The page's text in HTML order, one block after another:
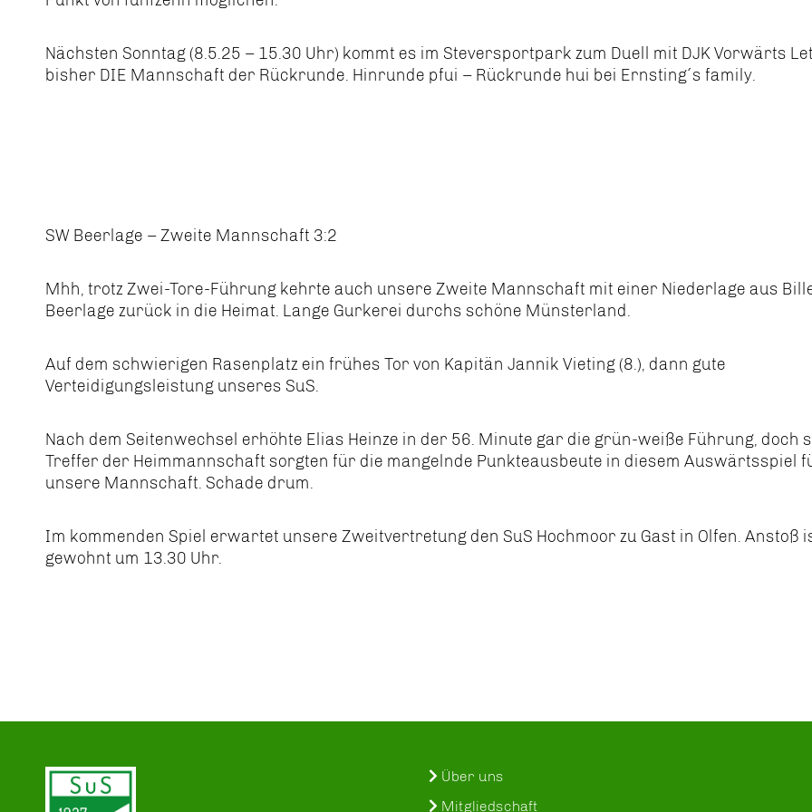
Nächsten Sonntag (8.5.25 – 15.30 Uhr) kommt es im Steversportpark zum Duell mit DJK Vorwärts
bisher DIE Mannschaft der Rückrunde. Hinrunde pfui – Rückrunde hui bei Ernsting´s family.
SW Beerlage – Zweite Mannschaft 3:2
Mhh, trotz Zwei-Tore-Führung kehrte auch unsere Zweite Mannschaft mit einer Niederlage aus
Beerlage zurück in die Heimat. Lange Gurkerei durchs schöne Münsterland.
Auf dem schwierigen Rasenplatz ein frühes Tor von Kapitän Jannik Vieting (8.), dann gute
Verteidigungsleistung unseres SuS.
Nach dem Seitenwechsel erhöhte Elias Heinze in der 56. Minute gar die grün-weiße Führung, doch
Treffer der Heimmannschaft sorgten für die mangelnde Punkteausbeute in diesem Auswärtsspiel
unsere Mannschaft. Schade drum.
Im kommenden Spiel erwartet unsere Zweitvertretung den SuS Hochmoor zu Gast in Olfen. Anstoß
gewohnt um 13.30 Uhr.
Über uns
Mitgliedschaft